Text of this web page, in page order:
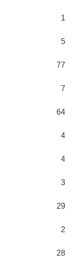
1
5
77
7
64
4
4
3
29
2
28